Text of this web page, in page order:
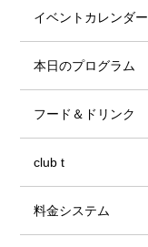
イベントカレンダー
本日のプログラム
フード＆ドリンク
club t
料金システム